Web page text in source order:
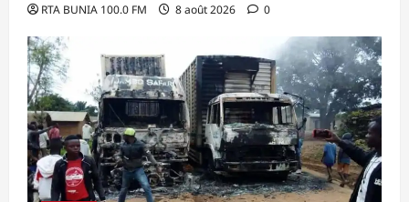
RTA BUNIA 100.0 FM 8 août 2026 0